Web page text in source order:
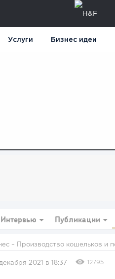
Услуги Бизнес идеи
Интервью Публикации
– Производство кошельков и портмоне из тайвека - выгодно
2021 в 18:37
12795